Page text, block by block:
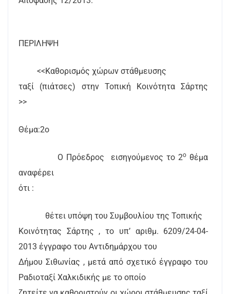
ΠΕΡΙΛΗΨΗ
<<Καθορισμός χώρων στάθμευσης
ταξί (πιάτσες) στην Τοπική Κοινότητα Σάρτης
>>
Θέμα:2ο
Ο Πρόεδρος εισηγούμενος το 2ο θέμα
αναφέρει
ότι :
θέτει υπόψη του Συμβουλίου της Τοπικής
Κοινότητας Σάρτης , το υπ’ αριθμ. 6209/24-04-
2013 έγγραφο του Αντιδημάρχου του
Δήμου Σιθωνίας , μετά από σχετικό έγγραφο του
Ραδιοταξί Χαλκιδικής με το οποίο